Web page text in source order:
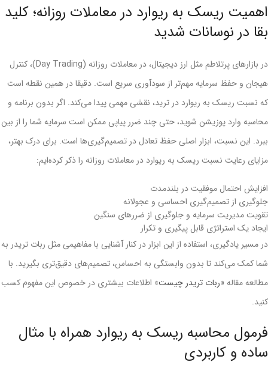
اهمیت ریسک به ریوارد در معاملات روزانه؛ کلید
بقا در نوسانات شدید
در بازارهای پر‌تلاطم مثل ارز دیجیتال، در معاملات روزانه (Day Trading)، کنترل
هیجان و حفظ سرمایه مهم‌تر از سودآوری سریع است. دقیقا در همین نقطه است
که نسبت ریسک به ریوارد در ترید، نقشی مهمی پیدا می‌کند. اگر بدون برنامه و
محاسبه وارد پوزیشن شوید، حتی چند ضرر پیاپی ممکن است سرمایه‌ شما را از بین
ببرد. این نسبت، ابزار اصلی حفظ تعادل در تصمیم‌گیری‌ها است. برای درک بهتر،
مزایای رعایت نسبت ریسک به ریوارد در معاملات روزانه را ذکر کرده‌ایم:
افزایش احتمال موفقیت در بلندمدت
جلوگیری از تصمیم‌گیری احساسی و عجولانه
تقویت مدیریت سرمایه و جلوگیری از ضررهای سنگین
ایجاد یک استراتژی قابل پیگیری و تکرار
در مسیر یادگیری، استفاده از این ابزار در کنار آشنایی با مفاهیمی مثل ربات تریدر به
شما کمک می‌کند تا بدون وابستگی به احساس، تصمیم‌های دقیق‌تری بگیرید. با
مطالعه مقاله «ربات تریدر چیست» اطلاعات بیشتری در خصوص این مفهوم کسب
کنید.
فرمول محاسبه ریسک به ریوارد همراه با مثال
ساده و کاربردی